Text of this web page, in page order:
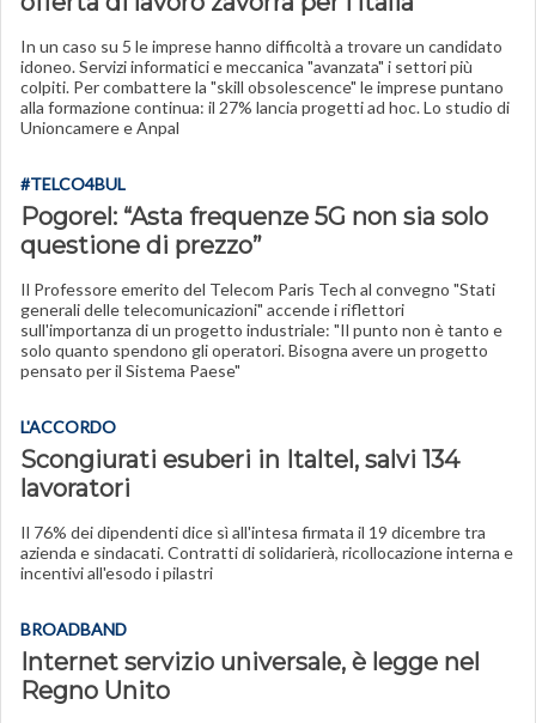
In un caso su 5 le imprese hanno difficoltà a trovare un candidato
idoneo. Servizi informatici e meccanica "avanzata" i settori più
colpiti. Per combattere la "skill obsolescence" le imprese puntano
alla formazione continua: il 27% lancia progetti ad hoc. Lo studio di
Unioncamere e Anpal
#TELCO4BUL
Pogorel: “Asta frequenze 5G non sia solo
questione di prezzo”
Il Professore emerito del Telecom Paris Tech al convegno "Stati
generali delle telecomunicazioni" accende i riflettori
sull'importanza di un progetto industriale: "Il punto non è tanto e
solo quanto spendono gli operatori. Bisogna avere un progetto
pensato per il Sistema Paese"
L'ACCORDO
Scongiurati esuberi in Italtel, salvi 134
lavoratori
Il 76% dei dipendenti dice sì all'intesa firmata il 19 dicembre tra
azienda e sindacati. Contratti di solidarierà, ricollocazione interna e
incentivi all'esodo i pilastri
BROADBAND
Internet servizio universale, è legge nel
Regno Unito